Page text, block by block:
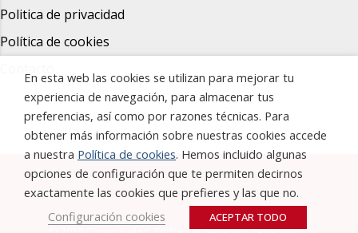
Politica de privacidad
Política de cookies
En esta web las cookies se utilizan para mejorar tu
experiencia de navegación, para almacenar tus
preferencias, así como por razones técnicas. Para
obtener más información sobre nuestras cookies accede
a nuestra Política de cookies. Hemos incluido algunas
opciones de configuración que te permiten decirnos
exactamente las cookies que prefieres y las que no.
Configuración cookies
ACEPTAR TODO